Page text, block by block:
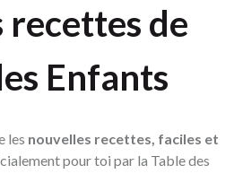
recettes de
Enfants
les nouvelles recettes, faciles et
pour toi par la Table des